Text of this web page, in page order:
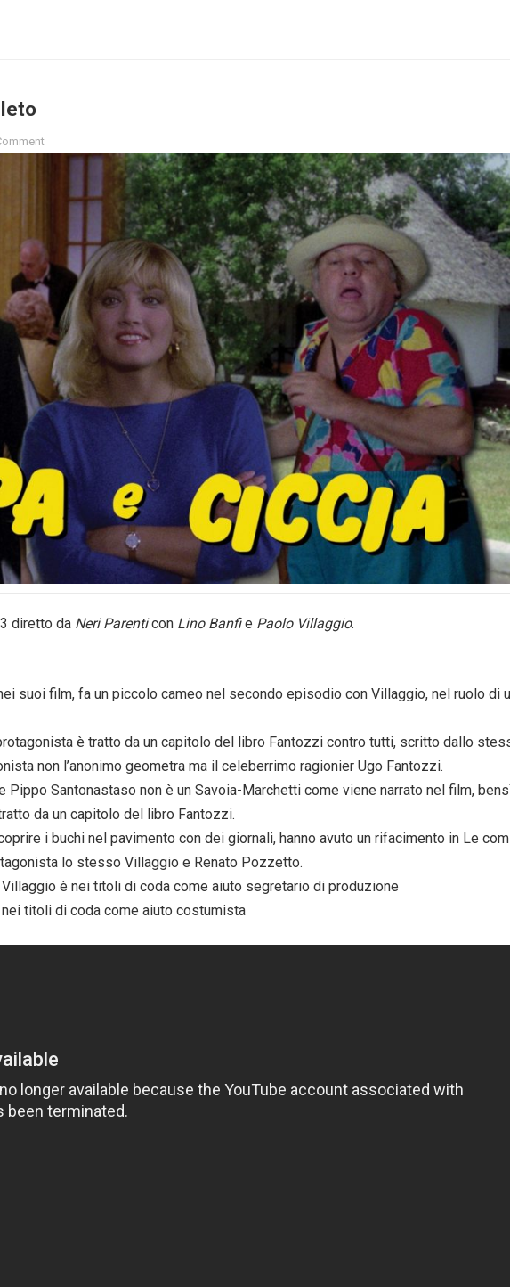
diretto da Neri Parenticon Lino Banfie Paolo Villaggio.
suoi film, fa un piccolo cameo nel secondo episodio con Villaggio, nel ruolo di
è tratto da un capitolo del libro Fantozzi contro tutti, scritto dallo
non l’anonimo geometra ma il celeberrimo ragionier Ugo Fantozzi.
Pippo Santonastaso non è un Savoia-Marchetti come viene narrato nel film,
da un capitolo del libro Fantozzi.
i buchi nel pavimento con dei giornali, hanno avuto un rifacimento in Le
lo stesso Villaggio e Renato Pozzetto.
è nei titoli di coda come aiuto segretario di produzione
titoli di coda come aiuto costumista